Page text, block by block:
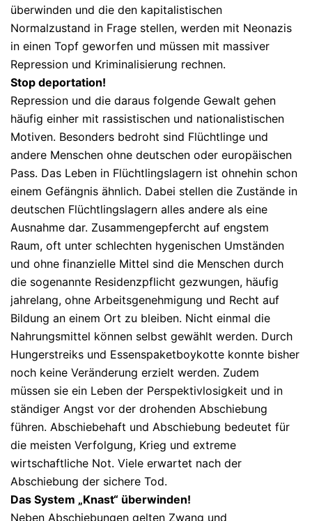
überwinden und die den kapitalistischen
Normalzustand in Frage stellen, werden mit Neonazis
in einen Topf geworfen und müssen mit massiver
Repression und Kriminalisierung rechnen.
Stop deportation!
Repression und die daraus folgende Gewalt gehen
häufig einher mit rassistischen und nationalistischen
Motiven. Besonders bedroht sind Flüchtlinge und
andere Menschen ohne deutschen oder europäischen
Pass. Das Leben in Flüchtlingslagern ist ohnehin schon
einem Gefängnis ähnlich. Dabei stellen die Zustände in
deutschen Flüchtlingslagern alles andere als eine
Ausnahme dar. Zusammengepfercht auf engstem
Raum, oft unter schlechten hygenischen Umständen
und ohne finanzielle Mittel sind die Menschen durch
die sogenannte Residenzpflicht gezwungen, häufig
jahrelang, ohne Arbeitsgenehmigung und Recht auf
Bildung an einem Ort zu bleiben. Nicht einmal die
Nahrungsmittel können selbst gewählt werden. Durch
Hungerstreiks und Essenspaketboykotte konnte bisher
noch keine Veränderung erzielt werden. Zudem
müssen sie ein Leben der Perspektivlosigkeit und in
ständiger Angst vor der drohenden Abschiebung
führen. Abschiebehaft und Abschiebung bedeutet für
die meisten Verfolgung, Krieg und extreme
wirtschaftliche Not. Viele erwartet nach der
Abschiebung der sichere Tod.
Das System „Knast“ überwinden!
Neben Abschiebungen gelten Zwang und